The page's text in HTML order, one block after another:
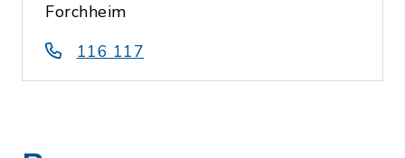
Forchheim
116 117